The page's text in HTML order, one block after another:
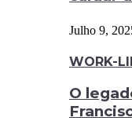
Julho 9,
WORK-
O